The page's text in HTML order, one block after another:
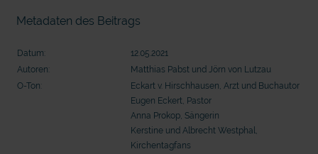
Seelsorge für Trucker: "Könige der
Landstraße" oder "Deppen der Nation"?
"Wir bauen Cherson wieder auf" -
in der Ukraine
Metadaten des Beitrags
Datum:
12.05.2021
Autoren:
Matthias Pabst und Jörn von Lutzau
O-Ton:
Eckart v. Hirschhausen, Arzt und Buchautor
Eugen Eckert, Pastor
Anna Prokop, Sängerin
Kerstine und Albrecht Westphal,
Kirchentagfans